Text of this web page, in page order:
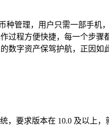
管理，用户只需一部手
程方便快捷，每一个步
字资产保驾护航，正因如
要求版本在 10.0 及以上